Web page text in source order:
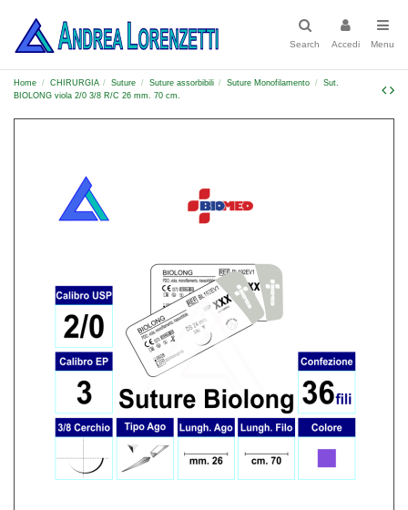
Search Accedi Menu
Home CHIRURGIA Suture Suture assorbibili Suture Monofilamento
Sut.
BIOLONG viola 2/0 3/8 R/C 26 mm. 70 cm.